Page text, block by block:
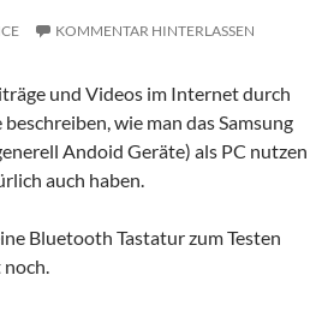
KOMMENTAR HINTERLASSEN
und Videos im Internet durch
wie man das Samsung
Andoid Geräte) als PC nutzen
auch haben.
Bluetooth Tastatur zum Testen